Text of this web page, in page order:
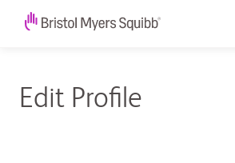
Edit
Edit Profile